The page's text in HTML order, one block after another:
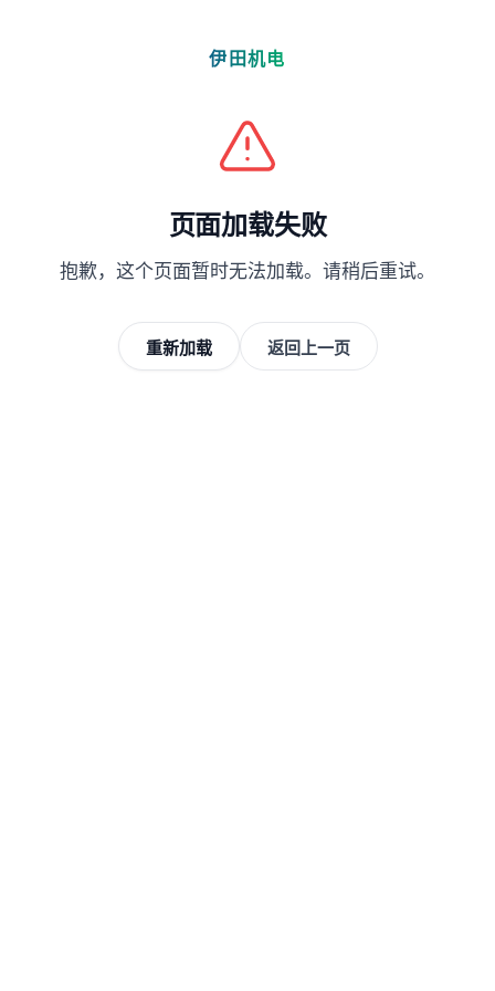
伊田机电
页面加载失败
抱歉，这个页面暂时无法加载。请稍后重试。
重新加载 返回上一页